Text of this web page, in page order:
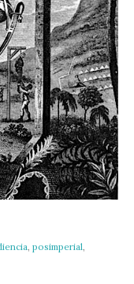
, posimperial,